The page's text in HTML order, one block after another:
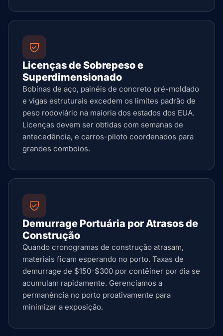
Licenças de Sobrepeso e
Superdimensionado
Bobinas de aço, painéis de concreto pré-moldado
e vigas estruturais excedem os limites padrão de
peso rodoviário na maioria dos estados dos EUA.
Licenças devem ser obtidas com semanas de
antecedência, e carros-piloto coordenados para
grandes comboios.
Demurrage Portuária por Atrasos de
Construção
Quando cronogramas de construção atrasam,
materiais ficam esperando no porto. Taxas de
demurrage de $150-$300 por contêiner por dia se
acumulam rapidamente. Gerenciamos a
permanência no porto proativamente para
minimizar a exposição.